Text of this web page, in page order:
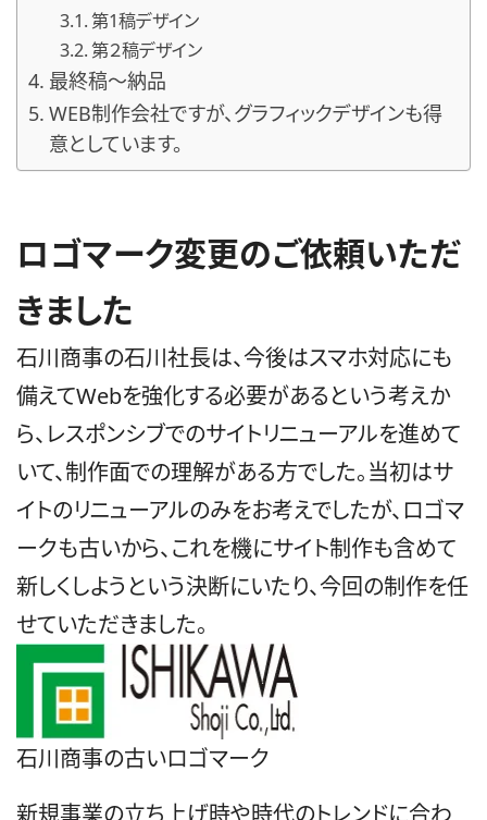
第1稿デザイン
第２稿デザイン
最終稿〜納品
WEB制作会社ですが、グラフィックデザインも得
意としています。
ロゴマーク変更のご依頼いただ
きました
石川商事の石川社長は、今後はスマホ対応にも
備えてWebを強化する必要があるという考えか
ら、レスポンシブでのサイトリニューアルを進めて
いて、制作面での理解がある方でした。当初はサ
イトのリニューアルのみをお考えでしたが、ロゴマ
ークも古いから、これを機にサイト制作も含めて
新しくしようという決断にいたり、今回の制作を任
せていただきました。
石川商事の古いロゴマーク
新規事業の立ち上げ時や時代のトレンドに合わ